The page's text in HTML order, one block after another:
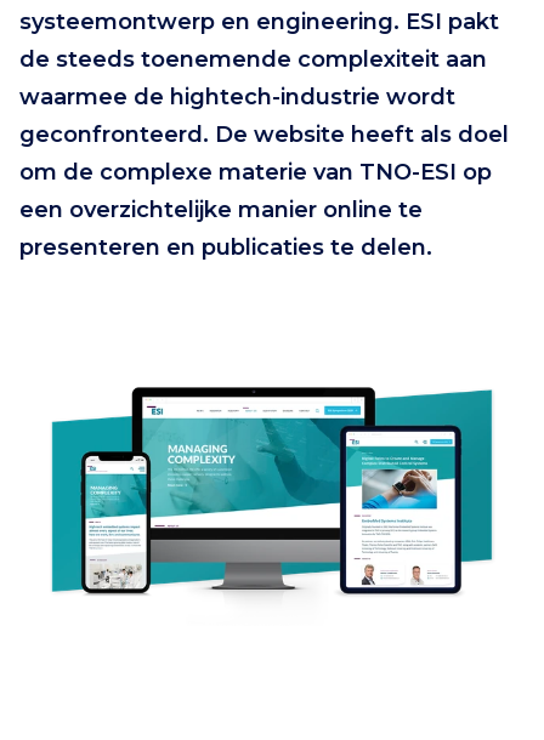
systeemontwerp en engineering. ESI pakt
de steeds toenemende complexiteit aan
waarmee de hightech-industrie wordt
geconfronteerd. De website heeft als doel
om de complexe materie van TNO-ESI op
een overzichtelijke manier online te
presenteren en publicaties te delen.